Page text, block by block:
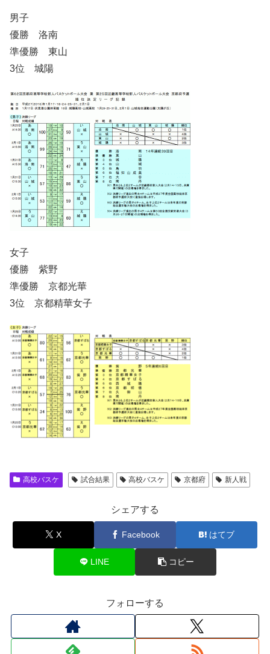
男子
優勝 洛南
準優勝 東山
3位 城陽
女子
優勝 紫野
準優勝 京都光華
3位 京都精華女子
高校バスケ 試合結果 高校バスケ 京都府 新人戦
シェアする
X Facebook はてブ
LINE コピー
フォローする